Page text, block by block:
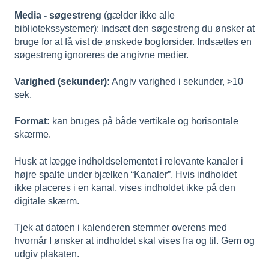
Media - søgestreng (gælder ikke alle
bibliotekssystemer): Indsæt den søgestreng du ønsker at
bruge for at få vist de ønskede bogforsider. Indsættes en
søgestreng ignoreres de angivne medier.
Varighed (sekunder): Angiv varighed i sekunder, >10
sek.
Format: kan bruges på både vertikale og horisontale
skærme.
Husk at lægge indholdselementet i relevante kanaler i
højre spalte under bjælken “Kanaler”. Hvis indholdet
ikke placeres i en kanal, vises indholdet ikke på den
digitale skærm.
Tjek at datoen i kalenderen stemmer overens med
hvornår I ønsker at indholdet skal vises fra og til. Gem og
udgiv plakaten.